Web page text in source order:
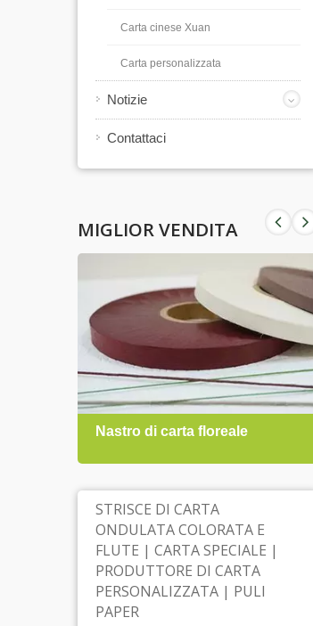
Carta cinese Xuan
Carta personalizzata
Notizie
Contattaci
MIGLIOR VENDITA
Nastro di carta floreale
STRISCE DI CARTA
ONDULATA COLORATA E
FLUTE | CARTA SPECIALE |
PRODUTTORE DI CARTA
PERSONALIZZATA | PULI
PAPER